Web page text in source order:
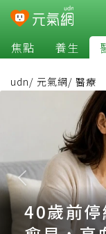
焦點 養生
udn/ 元氣網/ 醫療
40歲前